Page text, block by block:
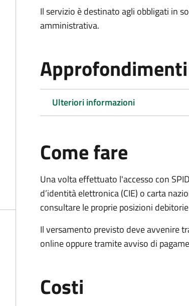
Il servizio è destinato agli obbligati in
amministrativa.
Approfondimenti
Ulteriori informazioni
Come fare
Una volta effettuato l'accesso con
d’identità elettronica (CIE) o carta
consultare le proprie posizioni
Il versamento previsto deve avvenire
online oppure tramite avviso di
Costi